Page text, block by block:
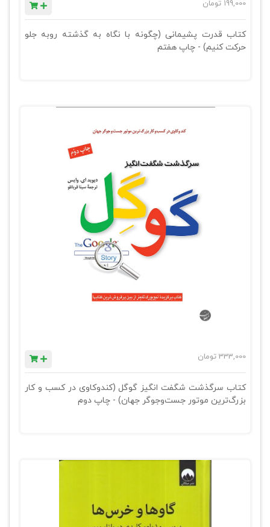
199,000 تومان
کتاب قدرت پشیمانی (چگونه با نگاه به گذشته روبه جلو
حرکت کنیم) - چاپ هفتم
333,000 تومان
کتاب سرگذشت شگفت انگیز گوگل (کندوکاوی در کسب و کار
بزرگ‌ترین موتور جست‌وجوگر جهان) - چاپ دوم